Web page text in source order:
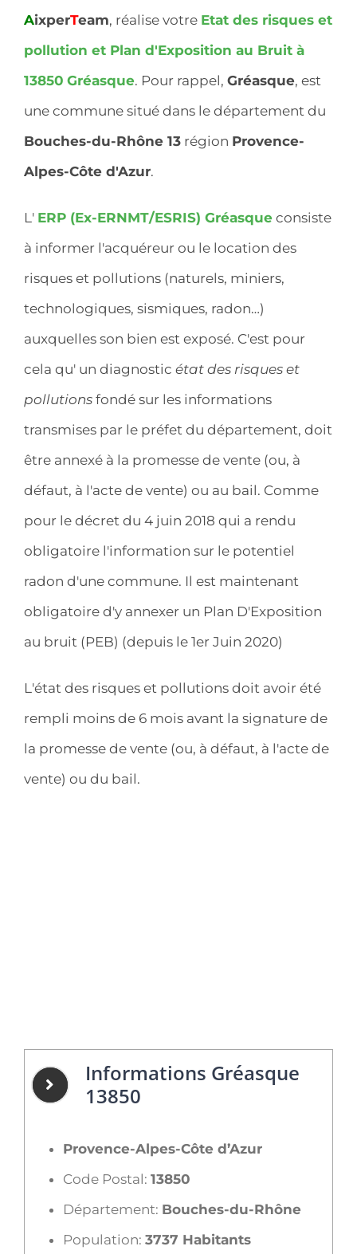
AixperTeam, réalise votre Etat des risques et
pollution et Plan d'Exposition au Bruit à
13850 Gréasque. Pour rappel, Gréasque, est
une commune situé dans le département du
Bouches-du-Rhône 13 région Provence-
Alpes-Côte d'Azur.
L' ERP (Ex-ERNMT/ESRIS) Gréasque consiste
à informer l'acquéreur ou le location des
risques et pollutions (naturels, miniers,
technologiques, sismiques, radon…)
auxquelles son bien est exposé. C'est pour
cela qu' un diagnostic état des risques et
pollutions fondé sur les informations
transmises par le préfet du département, doit
être annexé à la promesse de vente (ou, à
défaut, à l'acte de vente) ou au bail. Comme
pour le décret du 4 juin 2018 qui a rendu
obligatoire l'information sur le potentiel
radon d'une commune. Il est maintenant
obligatoire d'y annexer un Plan D'Exposition
au bruit (PEB) (depuis le 1er Juin 2020)
L'état des risques et pollutions doit avoir été
rempli moins de 6 mois avant la signature de
la promesse de vente (ou, à défaut, à l'acte de
vente) ou du bail.
Informations Gréasque
13850
Provence-Alpes-Côte d’Azur
Code Postal: 13850
Département: Bouches-du-Rhône
Population: 3737 Habitants